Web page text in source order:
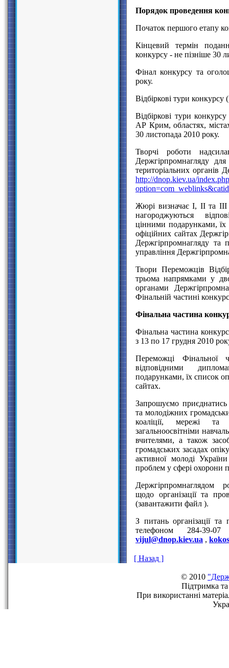
Порядок проведення
Початок першого етапу
Кінцевий термін
конкурсу - не пізніше 30
Фінал конкурсу та
року.
Відбіркові тури
Відбіркові тури
АР Крим, областях,
30 листопада 2010 року.
Творчі роботи
Держгірпромнагляду
територіальних органів
http://dnop.kiev.ua/
Жюрі визначає І, ІІ та
нагороджуються
цінними подарунками,
офіційних сайтах
Держгірпромнагляду та
управління
Твори Переможців
трьома напрямками у
органами
Фінальній частині
Фінальна частина
Фінальна частина
з 13 по 17 грудня 2010
Переможці Фінальної
відповідними
подарунками, їх список
сайтах.
Запрошуємо приєднатись
та молодіжних
коаліції, мережі
загальноосвітніми
вчителями, а також
громадських засадах
активної молоді
проблем у сфері охорони
Держгірпромнаглядом
щодо організації та
(завантажити файл ).
З питань організації та
телефоном 284-39-
vijul@dnop.kiev.ua ,
[ Назад ]
© 2010
Пiдтримка
При використаннi